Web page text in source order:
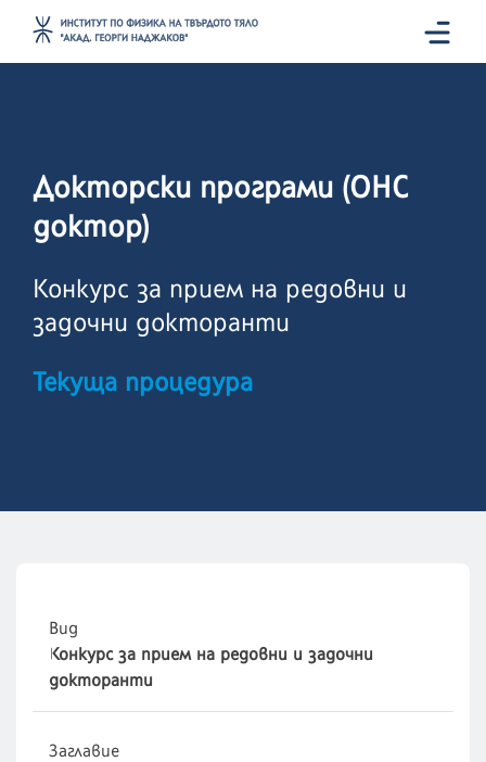
Докторски програми (ОНС
доктор)
Конкурс за прием на редовни и
задочни докторанти
Текуща процедура
Вид
Конкурс за прием на редовни и задочни
докторанти
Заглавие